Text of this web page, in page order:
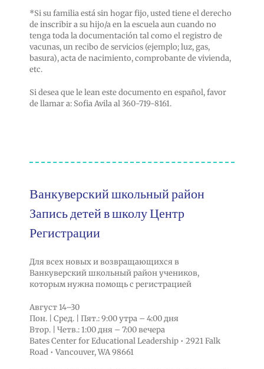
*Si su familia está sin hogar fijo, usted tiene el derecho
de inscribir a su hijo/a en la escuela aun cuando no
tenga toda la documentación tal como el registro de
vacunas, un recibo de servicios (ejemplo; luz, gas,
basura), acta de nacimiento, comprobante de vivienda,
etc.
Si desea que le lean este documento en español, favor
de llamar a: Sofia Avila al 360-719-8161.
Ванкуверский школьный район
Запись детей в школу Центр
Регистрации
Для всех новых и возвращающихся в
Ванкуверский школьный район учеников,
которым нужна помощь с регистрацией
Август 14–30
Пон. | Сред. | Пят.: 9:00 утра – 4:00 дня
Втор. | Четв.: 1:00 дня – 7:00 вечера
Bates Center for Educational Leadership • 2921 Falk
Road • Vancouver, WA 98661